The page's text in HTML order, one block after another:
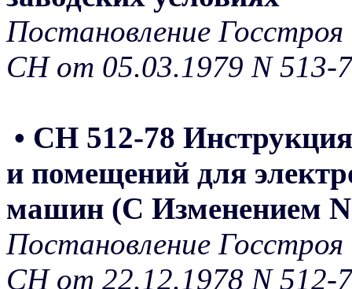
Постановление
СН от 05.03.1979 N 513-
• СН 512-78
и помещений для
машин (С Изменением
Постановление
СН от 22.12.1978 N 512-